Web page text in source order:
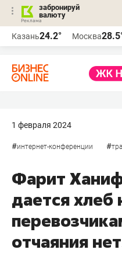
забронируй
валюту
Казань24.2° Москва
1 февраля 2024
#интернет-конференции #
Фарит
дается хлеб
отчаяния